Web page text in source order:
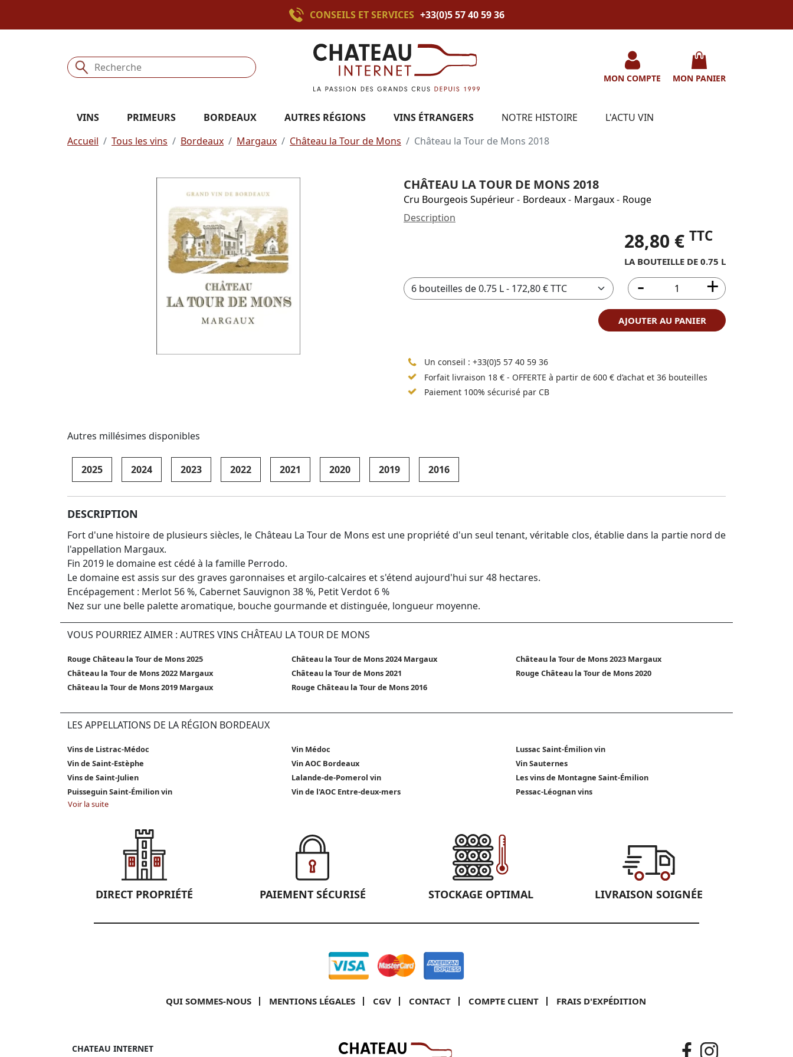
CONSEILS ET SERVICES +33(0)5 57 40 59 36
MON COMPTE MON PANIER
VINS PRIMEURS BORDEAUX AUTRES RÉGIONS VINS ÉTRANGERS NOTRE HISTOIRE
L'ACTU VIN
Accueil
Tous les vins Bordeaux Margaux Château la Tour de Mons Château la Tour de Mons 2018
CHÂTEAU LA TOUR DE MONS 2018
Cru Bourgeois Supérieur- Bordeaux- Margaux- Rouge
Description
28,80 € TTC
LA BOUTEILLE DE 0.75 L
AJOUTER AU PANIER
Un conseil : +33(0)5 57 40 59 36
Forfait livraison 18 € - OFFERTE à partir de 600 € d’achat et 36 bouteilles
Paiement 100% sécurisé par CB
Autres millésimes disponibles
2025 2024 2023 2022 2021 2020 2019 2016
DESCRIPTION
Fort d'une histoire de plusieurs siècles, le Château La Tour de Mons est une propriété d'un seul tenant, véritable clos, établie dans la partie nord de
l'appellation Margaux.
Fin 2019 le domaine est cédé à la famille Perrodo.
Le domaine est assis sur des graves garonnaises et argilo-calcaires et s'étend aujourd'hui sur 48 hectares.
Encépagement : Merlot 56 %, Cabernet Sauvignon 38 %, Petit Verdot 6 %
Nez sur une belle palette aromatique, bouche gourmande et distinguée, longueur moyenne.
VOUS POURRIEZ AIMER : AUTRES VINS CHÂTEAU LA TOUR DE MONS
Rouge Château la Tour de Mons 2025 Château la Tour de Mons 2024 Margaux
Château la Tour de Mons 2023 Margaux
Château la Tour de Mons 2022 Margaux
Château la Tour de Mons 2021
Rouge Château la Tour de Mons 2020
Château la Tour de Mons 2019 Margaux
Rouge Château la Tour de Mons 2016
LES APPELLATIONS DE LA RÉGION BORDEAUX
Vins de Listrac-Médoc Vin Médoc
Lussac Saint-Émilion vin
Vin de Saint-Estèphe
Vin AOC Bordeaux
Vin Sauternes
Vins de Saint-Julien
Lalande-de-Pomerol vin
Les vins de Montagne Saint-Émilion
Puisseguin Saint-Émilion vin
Vin de l'AOC Entre-deux-mers
Pessac-Léognan vins
Voir la suite
DIRECT PROPRIÉTÉ PAIEMENT SÉCURISÉ STOCKAGE OPTIMAL LIVRAISON SOIGNÉE
QUI SOMMES-NOUS MENTIONS LÉGALES CGV CONTACT COMPTE CLIENT FRAIS D'EXPÉDITION
CHATEAU INTERNET